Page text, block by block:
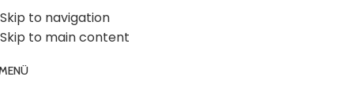
Skip to navigation
Skip to main content
☎️ 0 (224) 504 74 45